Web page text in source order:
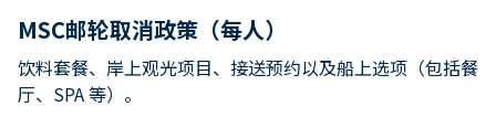
MSC邮轮取消政策（每人）
饮料套餐、岸上观光项目、接送预约以及船上选项（包括餐
厅、SPA 等）。